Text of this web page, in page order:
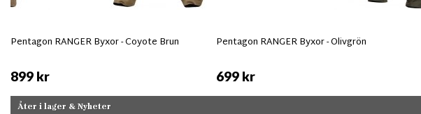
Pentagon RANGER Byxor - Coyote Brun
899 kr
Pentagon RANGER Byxor - Olivgrön
699 kr
Åter i lager & Nyheter